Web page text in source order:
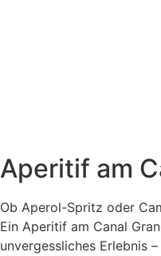
Aperitif am
Ob Aperol-Spritz oder
Ein Aperitif am Canal
unvergessliches Erlebnis